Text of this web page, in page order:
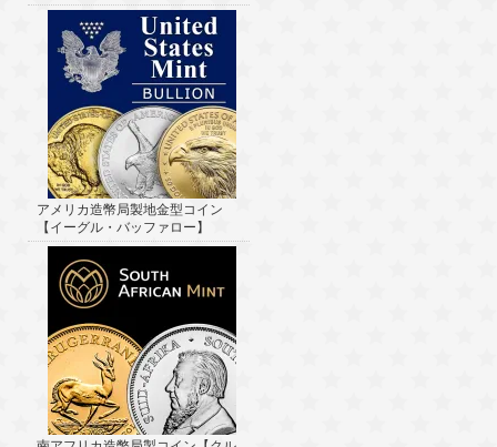
アメリカ造幣局製地金型コイン
【イーグル・バッファロー】